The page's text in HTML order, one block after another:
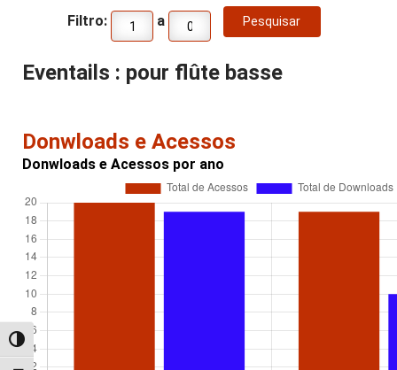
Alternar alto contraste
Filtro: a
Eventails : pour flûte basse
Donwloads e Acessos
Donwloads e Acessos por ano